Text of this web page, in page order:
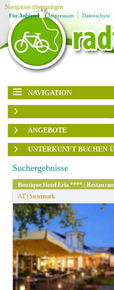
Navigation überspringen
Für Anbieter Impressum Datenschutz
NAVIGATION
Navigation überspringen
Karte
Ausflugsziele
Unterkünfte
Ladestationen
Angebote
Ausflugsplaner
Service
AUSFLUGSZIELE/
Region
Rubrik
Ausflugsziele
Familien
Genuss
Kultur
Radfahren
Wandern
Wassersport
» Alle Filter zurücksetzen
ANGEBOTE
Region
sortieren
» Alle Filter zurücksetzen
UNTERKUNFT BUCHEN
BOOKING.com
HRS
Suchergebnisse
Boutique Hotel Erla **** |
AT | Steiermark